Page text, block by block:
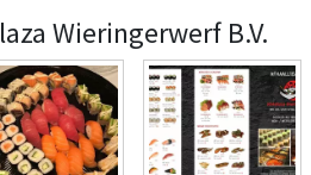
Wieringerwerf B.V.